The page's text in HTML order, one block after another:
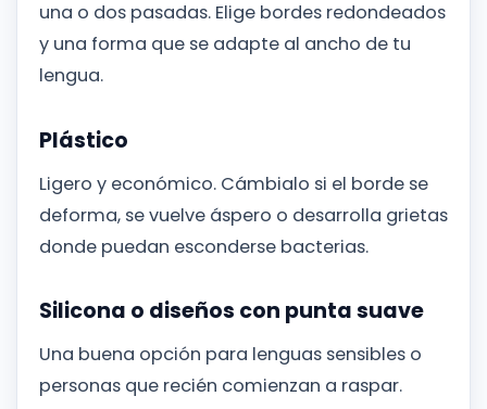
una o dos pasadas. Elige bordes redondeados
y una forma que se adapte al ancho de tu
lengua.
Plástico
Ligero y económico. Cámbialo si el borde se
deforma, se vuelve áspero o desarrolla grietas
donde puedan esconderse bacterias.
Silicona o diseños con punta suave
Una buena opción para lenguas sensibles o
personas que recién comienzan a raspar.